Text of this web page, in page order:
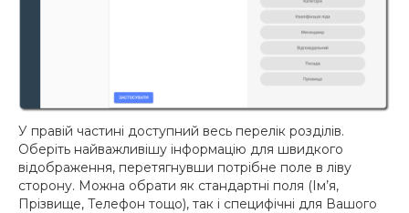
У правій частині доступний весь перелік розділів.
Оберіть найважливішу інформацію для швидкого
відображення, перетягнувши потрібне поле в ліву
сторону. Можна обрати як стандартні поля (Ім’я,
Прізвище, Телефон тощо), так і специфічні для Вашого